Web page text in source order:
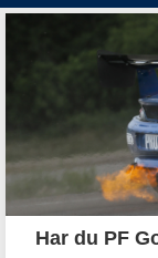
Har du PF